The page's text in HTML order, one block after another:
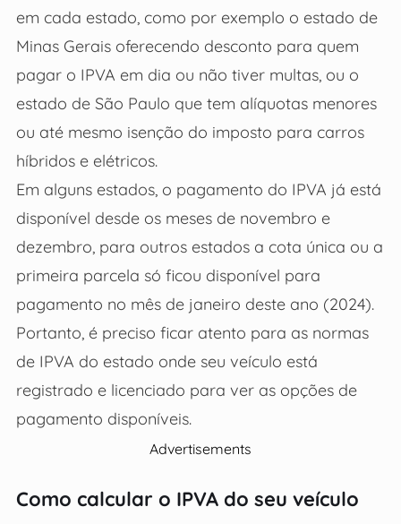
em cada estado, como por exemplo o estado de
Minas Gerais oferecendo desconto para quem
pagar o IPVA em dia ou não tiver multas, ou o
estado de São Paulo que tem alíquotas menores
ou até mesmo isenção do imposto para carros
híbridos e elétricos.
Em alguns estados, o pagamento do IPVA já está
disponível desde os meses de novembro e
dezembro, para outros estados a cota única ou a
primeira parcela só ficou disponível para
pagamento no mês de janeiro deste ano (2024).
Portanto, é preciso ficar atento para as normas
de IPVA do estado onde seu veículo está
registrado e licenciado para ver as opções de
pagamento disponíveis.
Advertisements
Como calcular o IPVA do seu veículo